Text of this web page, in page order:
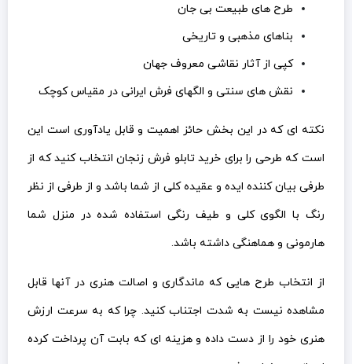
طرح های طبیعت بی جان
بناهای مذهبی و تاریخی
کپی از آثار نقاشی معروف جهان
نقش های سنتی و الگهای فرش ایرانی در مقیاس کوچک
نکته ای که در این بخش حائز اهمیت و قابل یادآوری است این
است که طرحی را برای خرید تابلو فرش زنجان انتخاب کنید که از
طرفی بیان کننده ایده و عقیده کلی از شما باشد و از طرفی از نظر
رنگ با الگوی کلی و طیف رنگی استفاده شده در منزل شما
هارمونی و هماهنگی داشته باشد.
از انتخاب طرح هایی که ماندگاری و اصالت هنری در آنها قابل
مشاهده نیست به شدت اجتناب کنید. چرا که به سرعت ارزش
هنری خود را از دست داده و هزینه ای که بابت آن پرداخت کرده